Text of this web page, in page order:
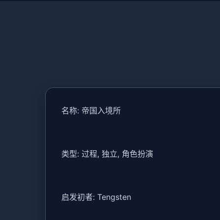
名称: 帝国入境所
类型: 过程, 独立, 角色扮演
启发初者: Tengsten